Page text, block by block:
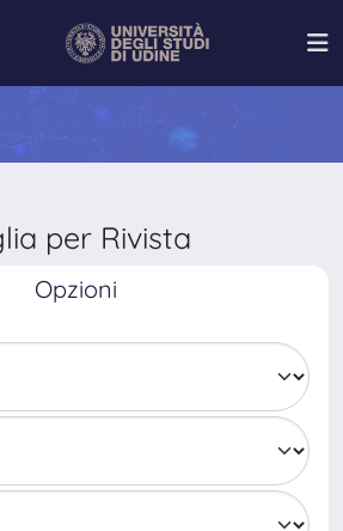
per Rivista
Opzioni